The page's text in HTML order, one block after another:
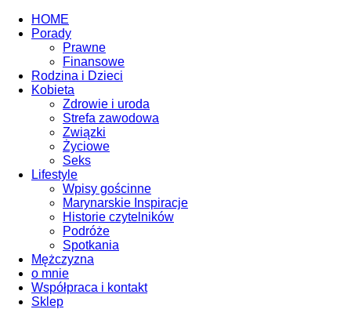
HOME
Porady
Prawne
Finansowe
Rodzina i Dzieci
Kobieta
Zdrowie i uroda
Strefa zawodowa
Związki
Życiowe
Seks
Lifestyle
Wpisy gościnne
Marynarskie Inspiracje
Historie czytelników
Podróże
Spotkania
Mężczyzna
o mnie
Współpraca i kontakt
Sklep